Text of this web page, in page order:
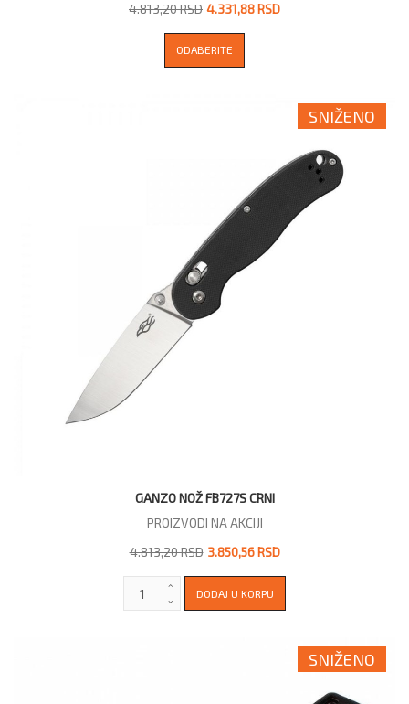
4.813,20 RSD 4.331,88 RSD
ODABERITE
SNIŽENO
GANZO NOŽ FB727S CRNI
PROIZVODI NA AKCIJI
4.813,20 RSD 3.850,56 RSD
SNIŽENO